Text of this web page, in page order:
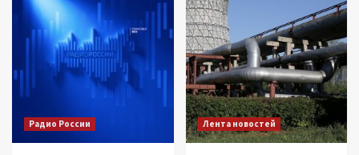
Радио России Лента новостей